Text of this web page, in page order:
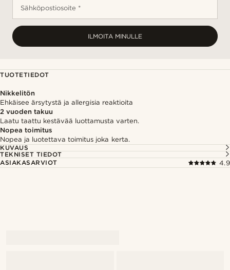
Sähköpostiosoite *
ILMOITA MINULLE
TUOTETIEDOT
Nikkelitön
Ehkäisee ärsytystä ja allergisia reaktioita
2 vuoden takuu
Laatu taattu kestävää luottamusta varten.
Nopea toimitus
Nopea ja luotettava toimitus joka kerta.
KUVAUS
TEKNISET TIEDOT
ASIAKASARVIOT
4.9